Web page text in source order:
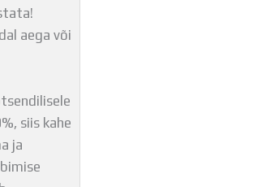
aega või
siis kahe
ja